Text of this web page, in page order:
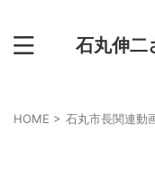
石丸伸二
HOME > 石丸市長関連動